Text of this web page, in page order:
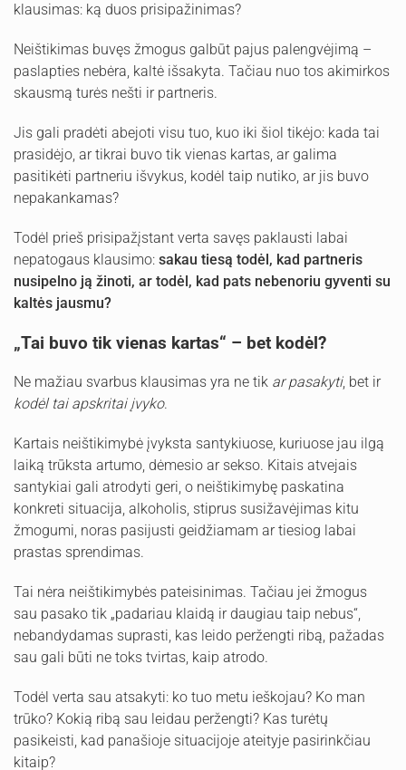
klausimas: ką duos prisipažinimas?
Neištikimas buvęs žmogus galbūt pajus palengvėjimą –
paslapties nebėra, kaltė išsakyta. Tačiau nuo tos akimirkos
skausmą turės nešti ir partneris.
Jis gali pradėti abejoti visu tuo, kuo iki šiol tikėjo: kada tai
prasidėjo, ar tikrai buvo tik vienas kartas, ar galima
pasitikėti partneriu išvykus, kodėl taip nutiko, ar jis buvo
nepakankamas?
Todėl prieš prisipažįstant verta savęs paklausti labai
nepatogaus klausimo: sakau tiesą todėl, kad partneris
nusipelno ją žinoti, ar todėl, kad pats nebenoriu gyventi su
kaltės jausmu?
„Tai buvo tik vienas kartas“ – bet kodėl?
Ne mažiau svarbus klausimas yra ne tik ar pasakyti, bet ir
kodėl tai apskritai įvyko.
Kartais neištikimybė įvyksta santykiuose, kuriuose jau ilgą
laiką trūksta artumo, dėmesio ar sekso. Kitais atvejais
santykiai gali atrodyti geri, o neištikimybę paskatina
konkreti situacija, alkoholis, stiprus susižavėjimas kitu
žmogumi, noras pasijusti geidžiamam ar tiesiog labai
prastas sprendimas.
Tai nėra neištikimybės pateisinimas. Tačiau jei žmogus
sau pasako tik „padariau klaidą ir daugiau taip nebus“,
nebandydamas suprasti, kas leido peržengti ribą, pažadas
sau gali būti ne toks tvirtas, kaip atrodo.
Todėl verta sau atsakyti: ko tuo metu ieškojau? Ko man
trūko? Kokią ribą sau leidau peržengti? Kas turėtų
pasikeisti, kad panašioje situacijoje ateityje pasirinkčiau
kitaip?